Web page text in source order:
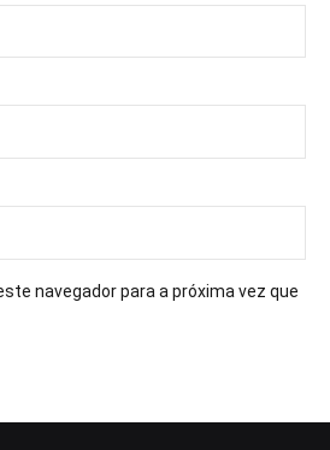
navegador para a próxima vez que